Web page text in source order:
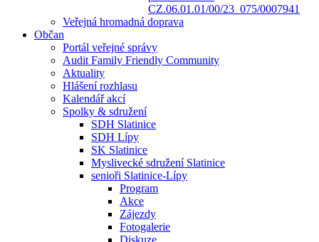
CZ.06.01.01/00/23_075/0007941
Veřejná hromadná doprava
Občan
Portál veřejné správy
Audit Family Friendly Community
Aktuality
Hlášení rozhlasu
Kalendář akcí
Spolky & sdružení
SDH Slatinice
SDH Lípy
SK Slatinice
Myslivecké sdružení Slatinice
senioři Slatinice-Lípy
Program
Akce
Zájezdy
Fotogalerie
Diskuze